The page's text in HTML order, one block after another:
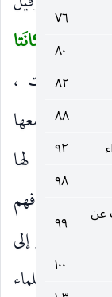
٧٦
٨٠
٨٢
٨٨
٩٢
٩٨
عن
٩٩
١٠٠
وقيل كانَتا
والنبات ،
الدنيا وجمعها
على أن لها
ذلك فهم
مفتقر إلى
من العلماء